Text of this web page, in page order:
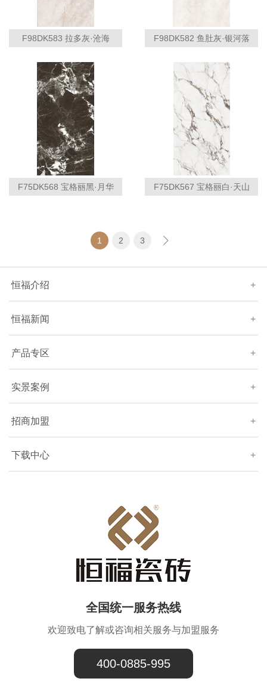
F98DK583 拉多灰·沧海 F98DK582 鱼肚灰·银河落
F75DK568 宝格丽黑·月华 F75DK567 宝格丽白·天山
1 2 3
恒福介绍 +
恒福新闻 +
产品专区 +
实景案例 +
招商加盟 +
下载中心 +
全国统一服务热线
欢迎致电了解或咨询相关服务与加盟服务
400-0885-995